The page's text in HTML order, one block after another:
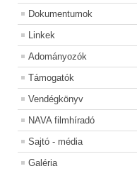
Dokumentumok
Linkek
Adományozók
Támogatók
Vendégkönyv
NAVA filmhíradó
Sajtó - média
Galéria